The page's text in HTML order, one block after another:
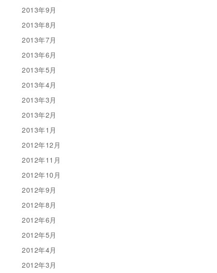
2013年9月
2013年8月
2013年7月
2013年6月
2013年5月
2013年4月
2013年3月
2013年2月
2013年1月
2012年12月
2012年11月
2012年10月
2012年9月
2012年8月
2012年6月
2012年5月
2012年4月
2012年3月